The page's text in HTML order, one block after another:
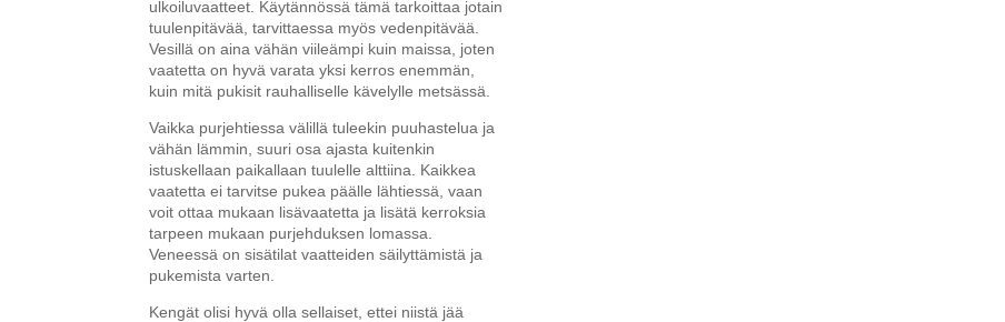
ulkoiluvaatteet. Käytännössä tämä tarkoittaa jotain
tuulenpitävää, tarvittaessa myös vedenpitävää.
Vesillä on aina vähän viileämpi kuin maissa, joten
vaatetta on hyvä varata yksi kerros enemmän,
kuin mitä pukisit rauhalliselle kävelylle metsässä.
Vaikka purjehtiessa välillä tuleekin puuhastelua ja
vähän lämmin, suuri osa ajasta kuitenkin
istuskellaan paikallaan tuulelle alttiina. Kaikkea
vaatetta ei tarvitse pukea päälle lähtiessä, vaan
voit ottaa mukaan lisävaatetta ja lisätä kerroksia
tarpeen mukaan purjehduksen lomassa.
Veneessä on sisätilat vaatteiden säilyttämistä ja
pukemista varten.
Kengät olisi hyvä olla sellaiset, ettei niistä jää